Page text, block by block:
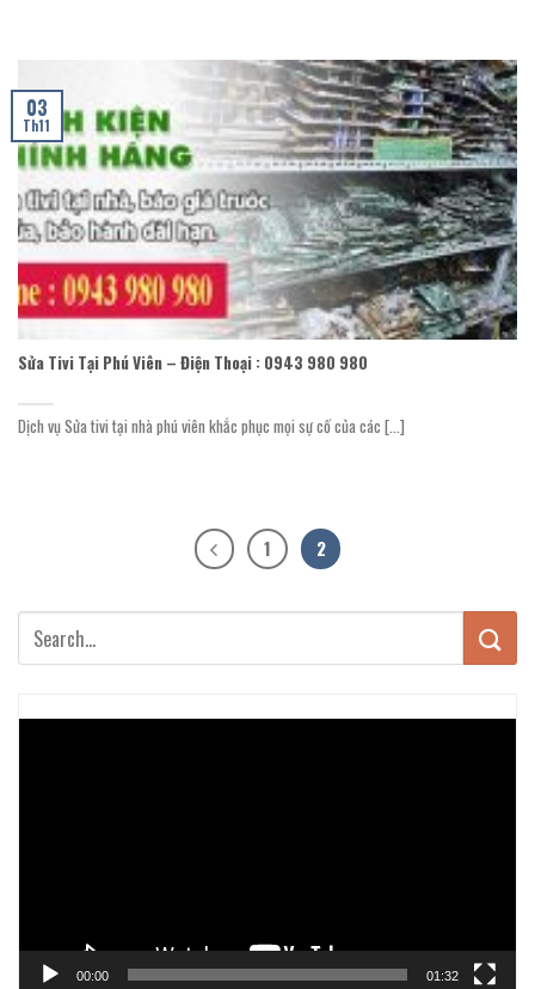
Sửa Tivi Tại Phú Viên – Điện Thoại : 0943 980 980
Dịch vụ Sửa tivi tại nhà phú viên khắc phục mọi sự cố của các [...]
03
Th11
1 2
00:00 01:32